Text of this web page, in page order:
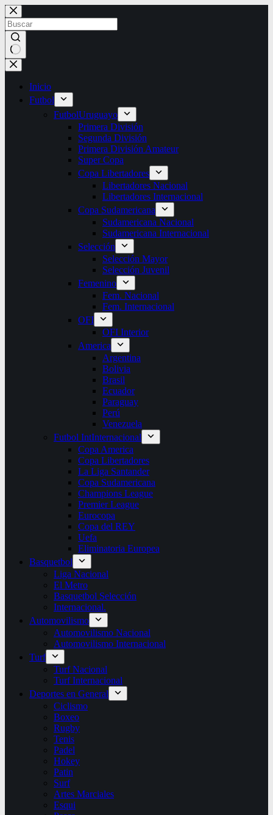
Saltar
al
contenido
Sin
resultados
Inicio
Futbol
FutbolUruguayo
Primera División
Segunda División
Primera División Amateur
Super Copa
Copa Libertadores
Libertadores Nacional
Libertadores Internacional
Copa Sudamericana
Sudamericana Nacional
Sudamericana Internacional
Selección
Selección Mayor
Selección Juvenil
Femenino
Fem. Nacional
Fem. Internacional
OFI
OFI Interior
America
Argentina
Bolivia
Brasil
Ecuador
Paraguay
Perú
Venezuela
Futbol IntInternacional
Copa America
Copa Libertadores
La Liga Santander
Copa Sudamericana
Champions League
Premier League
Eurocopa
Copa del REY
Uefa
Eliminatoria Europea
Basquetbol
Liga Nacional
El Metro
Basquetbol Selección
Internacional.
Automovilismo
Automovilismo Nacional
Automovilismo Internacional
Turf
Turf Nacional
Turf Internacional
Deportes en General
Ciclismo
Boxeo
Rugby
Tenis
Padel
Hokey
Patin
Surf
Artes Marciales
Esqui